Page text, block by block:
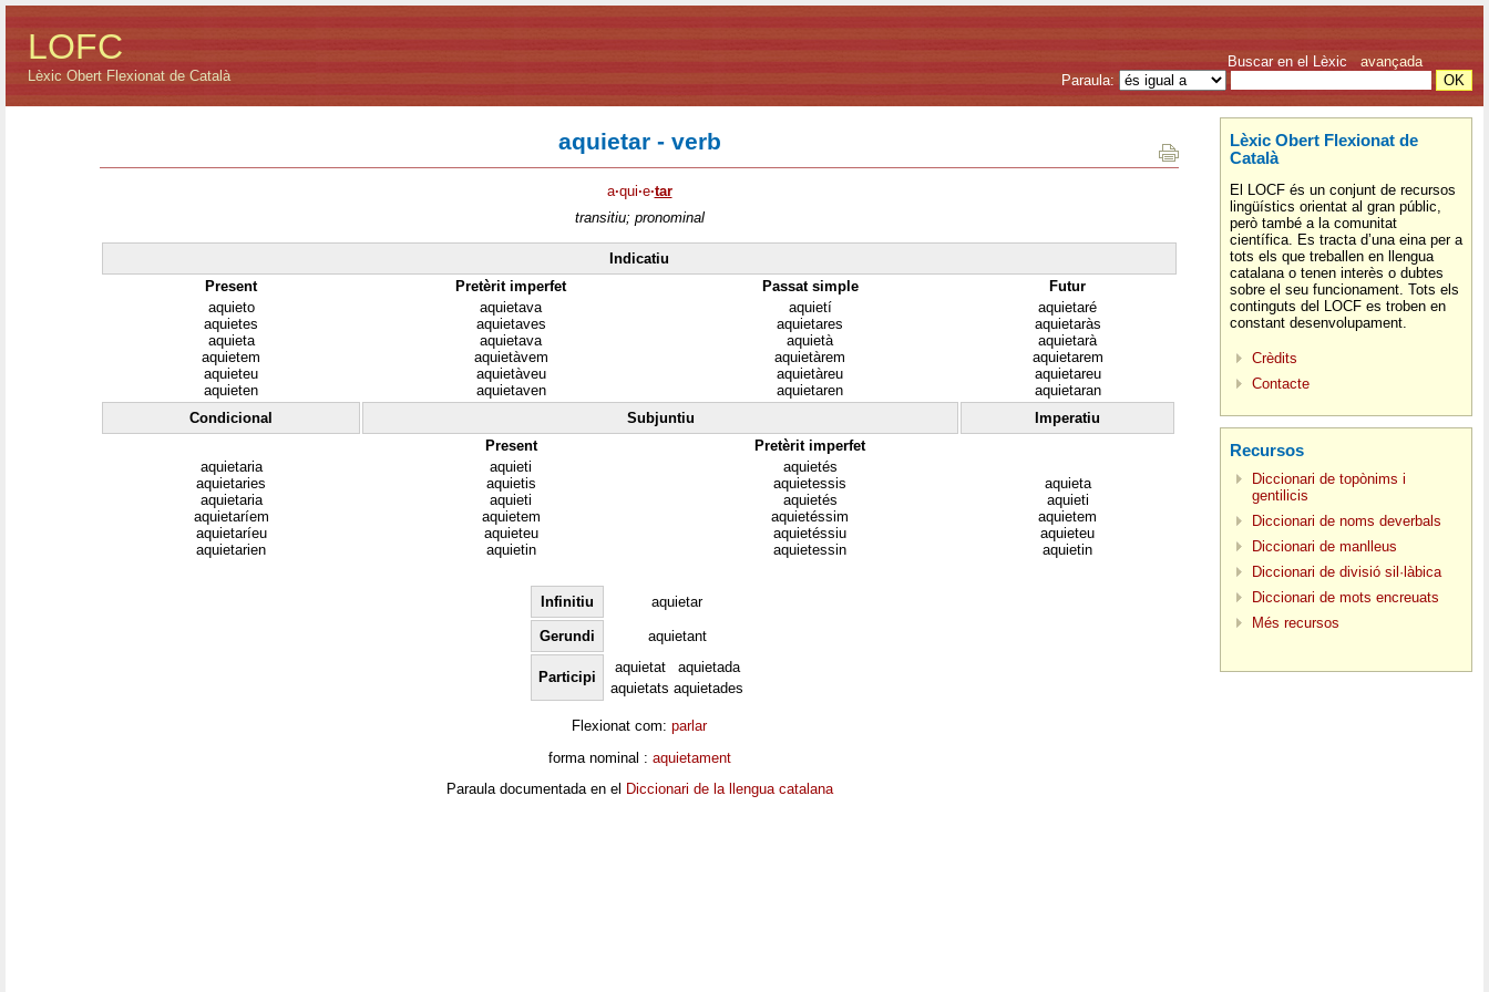
LOFC
Lèxic Obert Flexionat de Català
Buscar en el Lèxic avançada
Paraula:
aquietar - verb
a·qui·e·tar
transitiu; pronominal
Indicatiu
Present
Pretèrit imperfet Passat simple
Futur
aquieto
aquietes
aquieta
aquietem
aquieteu
aquieten
aquietava
aquietaves
aquietava
aquietàvem
aquietàveu
aquietaven
aquietí
aquietares
aquietà
aquietàrem
aquietàreu
aquietaren
aquietaré
aquietaràs
aquietarà
aquietarem
aquietareu
aquietaran
Condicional
Subjuntiu
Imperatiu
Present
Pretèrit imperfet
aquietaria
aquietaries
aquietaria
aquietaríem
aquietaríeu
aquietarien
aquieti
aquietis
aquieti
aquietem
aquieteu
aquietin
aquietés
aquietessis
aquietés
aquietéssim
aquietéssiu
aquietessin
aquieta
aquieti
aquietem
aquieteu
aquietin
Infinitiu aquietar
Gerundi aquietant
Participi
aquietat
aquietada
aquietats aquietades
Flexionat com: parlar
forma nominal : aquietament
Paraula documentada en el Diccionari de la llengua catalana
Lèxic Obert Flexionat de
Català
El LOCF és un conjunt de recursos
lingüístics orientat al gran públic,
però també a la comunitat
científica. Es tracta d’una eina per a
tots els que treballen en llengua
catalana o tenen interès o dubtes
sobre el seu funcionament. Tots els
continguts del LOCF es troben en
constant desenvolupament.
Crèdits
Contacte
Recursos
Diccionari de topònims i
gentilicis
Diccionari de noms deverbals
Diccionari de manlleus
Diccionari de divisió sil·làbica
Diccionari de mots encreuats
Més recursos